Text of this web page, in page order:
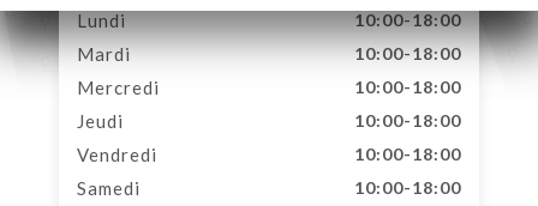
Lundi 10:00-18:00
Mardi 10:00-18:00
Mercredi 10:00-18:00
Jeudi 10:00-18:00
Vendredi 10:00-18:00
Samedi 10:00-18:00